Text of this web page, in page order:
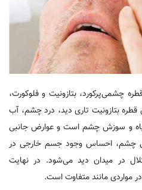
چشمی‌پرکورد، بتازونیت و فلوکورت،
بتازونیت تاری دید، درد چشم، آب
و سوزش چشم است و عوارض جانبی
چشم، احساس وجود جسم خارجی در
در میدان دید می‌شود. در نهایت
مواردی مانند متفاوت است.